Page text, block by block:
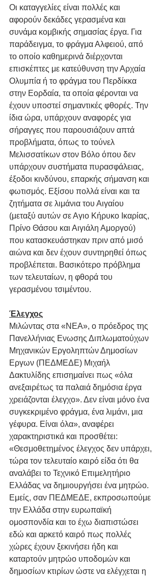
Οι καταγγελίες είναι πολλές και
αφορούν δεκάδες γερασμένα και
συνάμα κομβικής σημασίας έργα. Για
παράδειγμα, το φράγμα Αλφειού, από
το οποίο καθημερινά διέρχονται
επισκέπτες με κατεύθυνση την Αρχαία
Ολυμπία ή το φράγμα του Περδίκκα
στην Εορδαία, τα οποία φέρονται να
έχουν υποστεί σημαντικές φθορές. Την
ίδια ώρα, υπάρχουν αναφορές για
σήραγγες που παρουσιάζουν απτά
προβλήματα, όπως το τούνελ
Μελισσατίκων στον Βόλο όπου δεν
υπάρχουν συστήματα πυρασφάλειας,
έξοδοι κινδύνου, επαρκής σήμανση και
φωτισμός. Εξίσου πολλά είναι και τα
ζητήματα σε λιμάνια του Αιγαίου
(μεταξύ αυτών σε Αγιο Κήρυκο Ικαρίας,
Πρίνο Θάσου και Αιγιάλη Αμοργού)
που κατασκευάστηκαν πριν από μισό
αιώνα και δεν έχουν συντηρηθεί όπως
προβλέπεται. Βασικότερο πρόβλημα
των τελευταίων, η φθορά του
γερασμένου τσιμέντου.
Έλεγχος
Μιλώντας στα «ΝΕΑ», ο πρόεδρος της
Πανελλήνιας Ενωσης Διπλωματούχων
Μηχανικών Εργοληπτών Δημοσίων
Εργων (ΠΕΔΜΕΔΕ) Μιχαήλ
Δακτυλίδης επισημαίνει πως «όλα
ανεξαιρέτως τα παλαιά δημόσια έργα
χρειάζονται έλεγχο». Δεν είναι μόνο ένα
συγκεκριμένο φράγμα, ένα λιμάνι, μια
γέφυρα. Είναι όλα», αναφέρει
χαρακτηριστικά και προσθέτει:
«Θεσμοθετημένος έλεγχος δεν υπάρχει,
τώρα τον τελευταίο καιρό είδα ότι θα
αναλάβει το Τεχνικό Επιμελητήριο
Ελλάδας να δημιουργήσει ένα μητρώο.
Εμείς, σαν ΠΕΔΜΕΔΕ, εκπροσωπούμε
την Ελλάδα στην ευρωπαϊκή
ομοσπονδία και το έχω διαπιστώσει
εδώ και αρκετό καιρό πως πολλές
χώρες έχουν ξεκινήσει ήδη και
καταρτούν μητρώο υποδομών και
δημοσίων κτιρίων ώστε να ελέγχεται η